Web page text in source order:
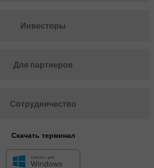
Инвесторы
Для партнеров
Сотрудничество
Скачать терминал